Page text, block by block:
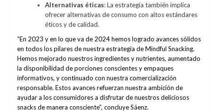
Alternativas éticas: La estrategia también implica
ofrecer alternativas de consumo con altos estándares
éticos y de calidad.
“En 2023 y en lo que va de 2024 hemos logrado avances sólidos
en todos los pilares de nuestra estrategia de Mindful Snacking.
Hemos mejorado nuestros ingredientes y nutrientes, aumentado
la disponibilidad de porciones conscientes y empaques
informativos, y continuado con nuestra comercialización
responsable. Estos avances refuerzan nuestra ambición de
ayudar a los consumidores a disfrutar de nuestros deliciosos
snacks de manera consciente”, concluye Sáenz.